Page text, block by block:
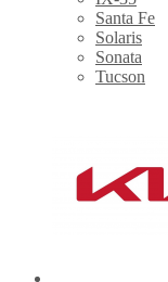
Santa Fe
Solaris
Sonata
Tucson